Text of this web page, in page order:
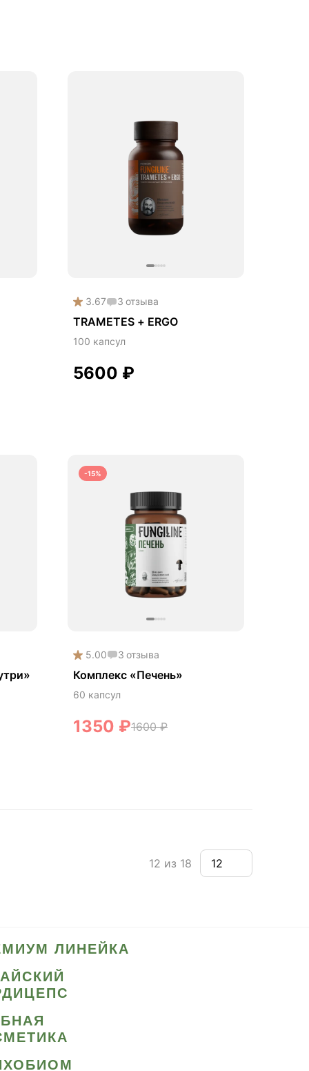
3.67 3 отзыва
TRAMETES + ERGO
100 капсул
5600 ₽
-15%
5.00 3 отзыва
Комплекс «Печень»
60 капсул
1350 ₽1600₽
12 из 18
ЛИНЕЙКА